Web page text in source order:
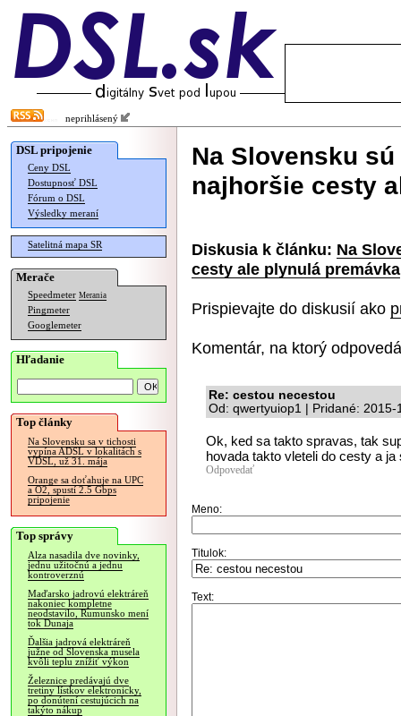
neprihlásený
DSL pripojenie
Ceny DSL
Dostupnosť DSL
Fórum o DSL
Výsledky meraní
Satelitná mapa SR
Merače
Speedmeter Merania
Pingmeter
Googlemeter
Hľadanie
Top články
Na Slovensku sa v tichosti
vypína ADSL v lokalitách s
VDSL, už 31. mája
Orange sa doťahuje na UPC
a O2, spustí 2.5 Gbps
pripojenie
Top správy
Alza nasadila dve novinky,
jednu užitočnú a jednu
kontroverznú
Maďarsko jadrovú elektráreň
nakoniec kompletne
neodstavilo, Rumunsko mení
tok Dunaja
Ďalšia jadrová elektráreň
južne od Slovenska musela
kvôli teplu znížiť výkon
Železnice predávajú dve
tretiny lístkov elektronicky,
po donútení cestujúcich na
takýto nákup
Na Slovensku
najhoršie cesty
Diskusia k článku: Na
cesty ale plynulá premávka
Prispievajte do diskusií ako
Komentár, na ktorý
Re: cestou necestou
Od: qwertyuiop1 | Pridané: 2015-
Ok, ked sa takto spravas, tak
hovada takto vleteli do cesty a
Odpovedať
Meno:
Titulok:
Text: